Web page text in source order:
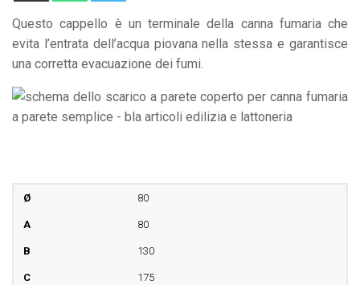
Questo cappello è un terminale della canna fumaria che
evita l’entrata dell’acqua piovana nella stessa e garantisce
una corretta evacuazione dei fumi.
80
80
130
175